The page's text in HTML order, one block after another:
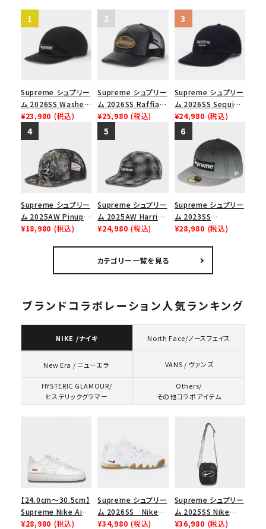
Supreme シュプリー
ム 2026SS Washed
Chino Twill Camp
Cap ウォッシュド チ
ノツイル キャンプキャ
ップ ブラック
¥23,980 (税込)
Supreme シュプリー
ム 2026SS Raffia
Mesh Back 5-Panel
ラフィアメッシュバック
5パネルキャップ ブラ
¥25,980 (税込)
Supreme シュプリー
ム 2026SS Sequin
Denim Classic
Logo 6-Panel シ
ークインデニム クラ
シックロゴ 6パネルキ
ャップ ブラック
¥24,980 (税込)
Supreme シュプリー
ム 2025AW Pinup
Mesh Back 5-Panel
バーHTC フォールカ
¥18,980 (税込)
Supreme シュプリー
ム 2025AW Harris
Tweed Camp Cap
¥24,980 (税込)
Supreme シュプリー
ム 2023SS
Gradient Box
スロゴニューエラキャ
ップ 帽子 ブラック
¥28,980 (税込)
カテゴリー一覧を見る
ブランドコラボレーション人気ランキング
NIKE /ナイキ North Face/ノースフェイス
New Era / ニューエラ VANS / ヴァンズ
HYSTERIC GLAMOUR/
ヒステリックグラマー
Others/
その他コラボアイテム
【24.0cm～30.5cm】
Supreme Nike Air
Force 1 Low シュプ
¥28,980 (税込)
Supreme シュプリー
ム 2026SS Nike
SB Air Max 2 CB 94
¥34,980 (税込)
Supreme シュプリー
ム 2025SS Nike
Leather Shoulder
¥36,980 (税込)